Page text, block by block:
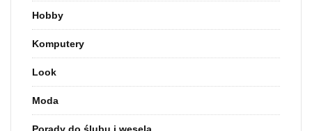
Hobby
Komputery
Look
Moda
Porady do ślubu i wesela